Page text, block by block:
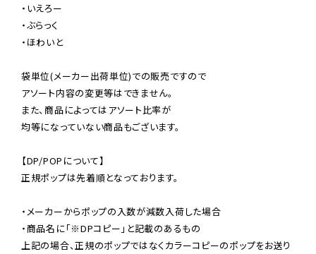
・いえろー
・ぶらっく
・ほわいと
袋単位(メーカー出荷単位)での販売ですので
アソート内容の変更等はできません。
また、商品によってはアソート比率が
均等になっていない商品もございます。
【DP/POPについて】
正規ポップは先着順となっております。
・メーカーからポップの入数が減数入荷した場合
・商品名に「※DPコピー」と記載のあるもの
上記の場合、正規のポップではなくカラーコピーのポップをお送り